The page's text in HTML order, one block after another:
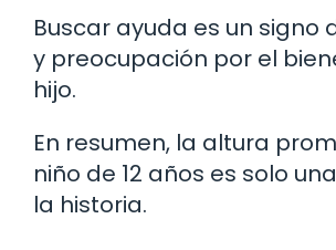
Buscar ayuda es un signo
y preocupación por el
hijo.
En resumen, la altura
niño de 12 años es solo
la historia.